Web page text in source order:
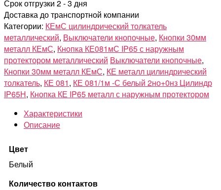
Срок отгрузки 2 - 3 дня
Доставка до транспортной компании
Категории: КЕмС цилиндрический толкатель
металлический, Выключатели кнопочные, Кнопки 30мм
металл КЕмС, Кнопка КЕ081мС IP65 с наружным
протектором металлический Выключатели кнопочные,
Кнопки 30мм металл КЕмС, КЕ металл цилиндрический
толкатель, КЕ 081, КЕ 081/1м -С белый 2но+0нз Цилиндр
IP65Н, Кнопка КЕ IP65 металл с наружным протектором
Характеристики
Описание
Цвет
Белый
Количество контактов